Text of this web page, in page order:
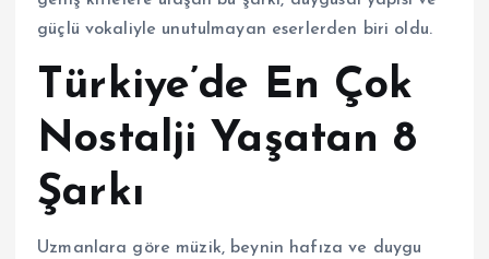
güçlü vokaliyle unutulmayan eserlerden biri oldu.
Türkiye’de En Çok
Nostalji Yaşatan 8
Şarkı
Uzmanlara göre müzik, beynin hafıza ve duygu